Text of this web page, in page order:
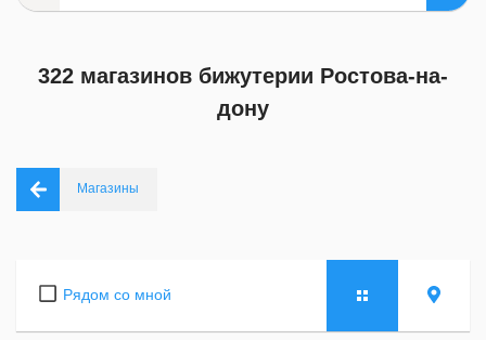
322 магазинов бижутерии Ростова-на-
дону
Магазины
Рядом со мной